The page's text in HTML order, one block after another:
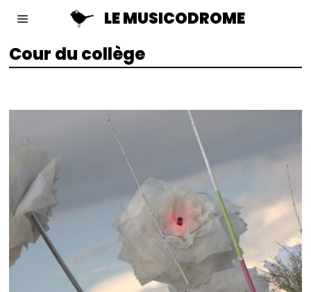
LE MUSICODROME
Cour du collège